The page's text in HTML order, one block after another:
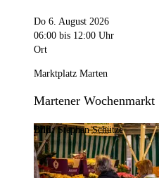
Do 6. August 2026
06:00 bis 12:00 Uhr
Ort
Marktplatz Marten
Martener Wochenmarkt
Bild:Stephan Schütze